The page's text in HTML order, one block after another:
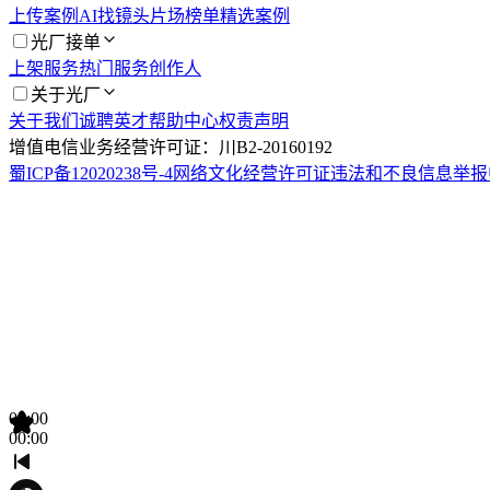
上传案例 AI找镜头片场榜单精选案例
光厂接单
上架服务热门服务创作人
关于光厂
关于我们 诚聘英才帮助中心权责声明
增值电信业务经营许可证：川B2-20160192
蜀ICP备12020238号-4网络文化经营许可证违法和不良信息举
00:00
00:00